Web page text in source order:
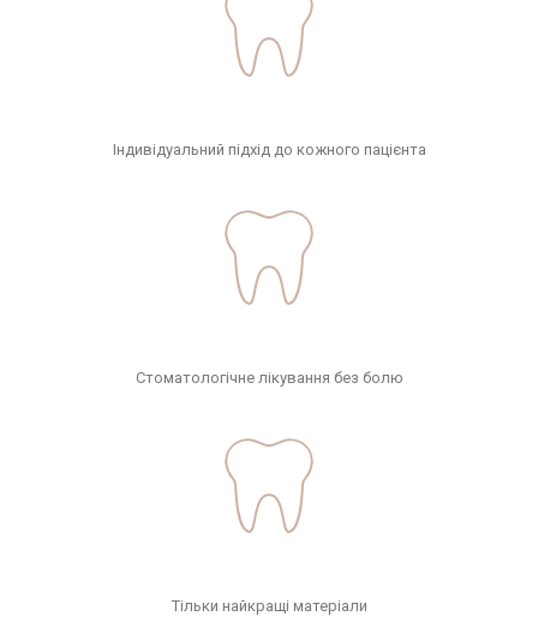
Індивідуальний підхід до кожного пацієнта
Стоматологічне лікування без болю
Тільки найкращі матеріали